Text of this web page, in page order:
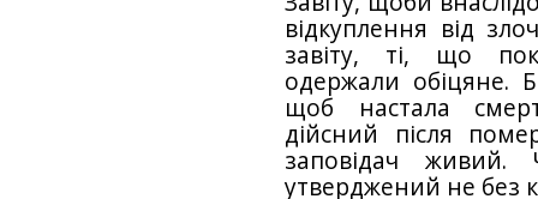
відкуплення від
завіту, ті, що
одержали обіцяне.
щоб настала
дійсний після
заповідач
утверджений не без